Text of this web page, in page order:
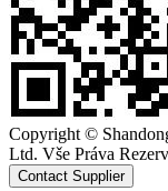
Copyright ©
Ltd. Vše Práva
Contact Supplier